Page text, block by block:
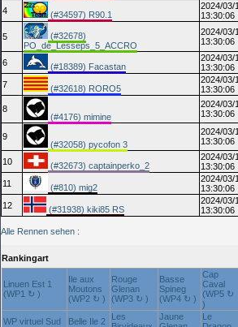
4
(#34597) R90.1
2024/03/
13:30:06
5
(#32678)
PO_de_Lesseps_5_ACCRO
2024/03/
13:30:06
6 (#18389) Facastan
2024/03/
13:30:06
7
(#32618) RORO5
2024/03/
13:30:06
8
(#4176) mimine
2024/03/
13:30:06
9
(#32058) pycofon 3
2024/03/
13:30:06
10 (#32673) captainperko_2
2024/03/
13:30:06
11
(#810) mig2
2024/03/
13:30:06
12
(#31938) kiki85 RS
2024/03/
13:30:06
Alle Rennen sehen :
Rankingart
Linuen Est 1
(WP1 ↻ )
Ile aux
Moutons
(WP2 ↻ )
Rouge
Glenan
(WP3 ↻ )
Basse
Spineg
(WP4 ↻ )
Cap
Caval
(WP5 ↻
)
WP virtuel Sud
Belle Ile 2
Les
Jaune
Le